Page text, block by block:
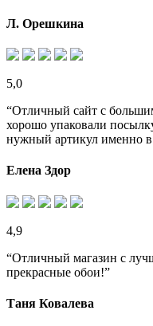
Л. Орешкина
5,0
“Отличный сайт с
хорошо упаковали
нужный артикул именно в
Елена Здор
4,9
“Отличный магазин с
прекрасные обои!”
Таня Ковалева